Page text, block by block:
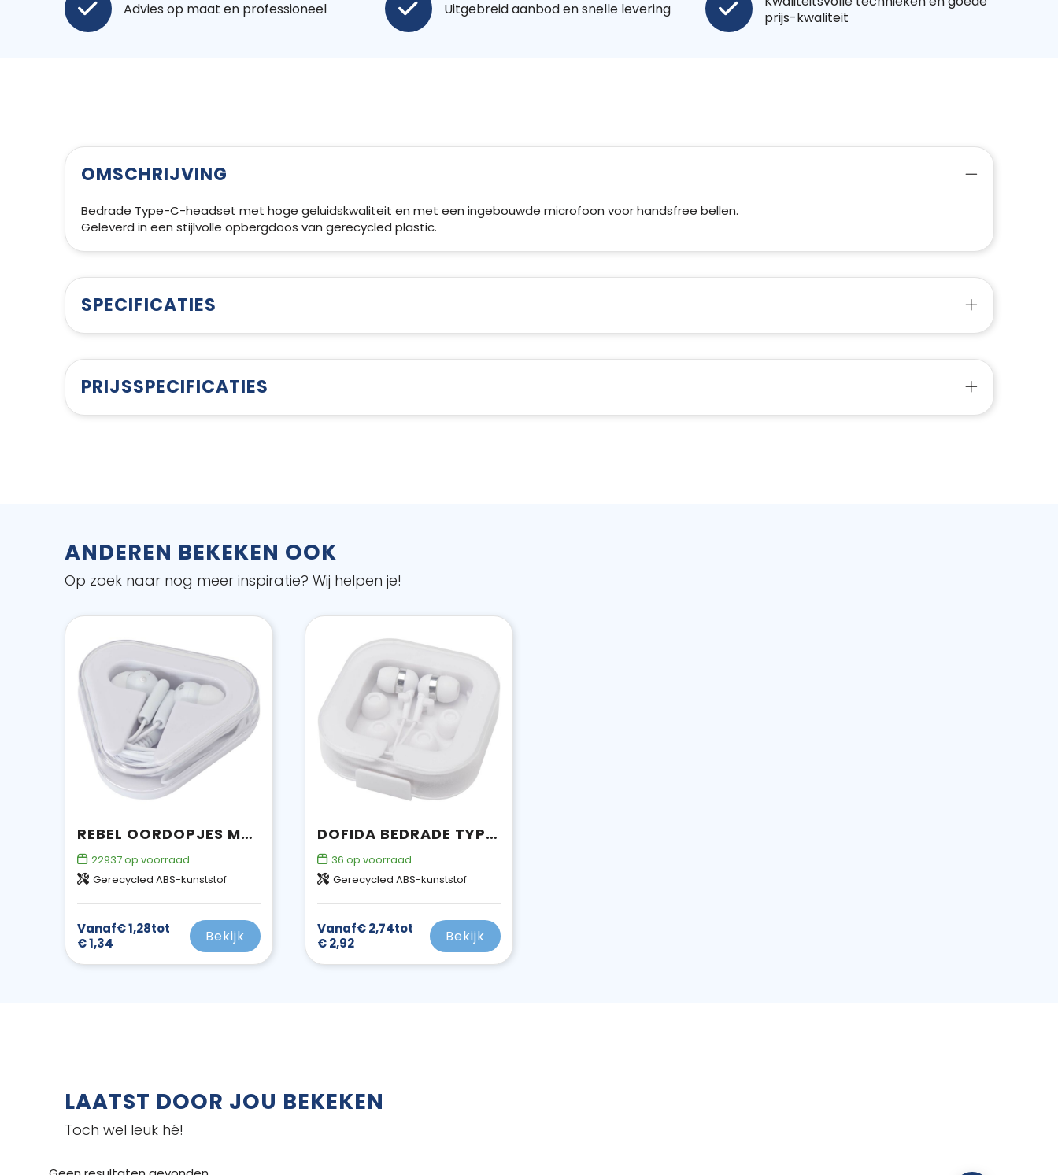
Advies op maat en professioneel Uitgebreid aanbod en snelle levering
prijs-kwaliteit
OMSCHRIJVING
Bedrade Type-C-headset met hoge geluidskwaliteit en met een ingebouwde microfoon voor handsfree bellen.
Geleverd in een stijlvolle opbergdoos van gerecycled plastic.
SPECIFICATIES
PRIJSSPECIFICATIES
ANDEREN BEKEKEN OOK
Op zoek naar nog meer inspiratie? Wij helpen je!
REBEL OORDOPJES MET OPBERGDOOS VAN GERECYCLED PLASTIC
22937op voorraad
Gerecycled ABS-kunststof
Vanaf€ 1,28tot
€ 1,34
Bekijk
DOFIDA BEDRADE TYPE-C OORDOPJES MET OPBERGDOOS VAN GERECYCLED PLASTIC
36 op voorraad
Gerecycled ABS-kunststof
Vanaf€ 2,74tot
€ 2,92
Bekijk
LAATST DOOR JOU BEKEKEN
Toch wel leuk hé!